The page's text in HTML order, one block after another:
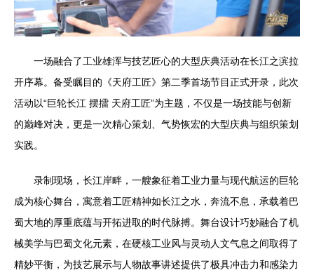
一场融合了工业雄浑与技艺匠心的大型庆典活动在长江之滨拉
开序幕。备受瞩目的《天府工匠》第二季首场节目正式开录，此次
活动以“巨轮长江 摆擂 天府工匠”为主题，不仅是一场技能与创新
的巅峰对决，更是一次精心策划、气势恢宏的大型庆典与组织策划
实践。
录制现场，长江岸畔，一艘象征着工业力量与现代航运的巨轮
成为核心舞台，寓意着工匠精神如长江之水，奔流不息，承载着巴
蜀大地的厚重底蕴与开拓进取的时代脉搏。舞台设计巧妙融合了机
械美学与巴蜀文化元素，在硬核工业风与灵动人文气息之间取得了
精妙平衡，为技艺展示与人物故事讲述提供了极具冲击力和感染力